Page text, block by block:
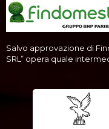
Salvo approvazione di
SRL” opera quale